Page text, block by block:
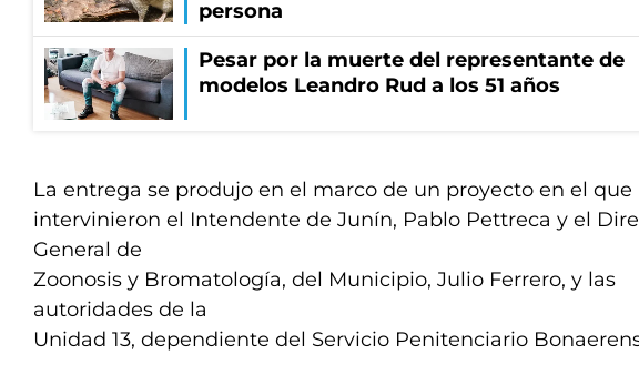
persona
Pesar por la muerte del representante de
modelos Leandro Rud a los 51 años
La entrega se produjo en el marco de un proyecto en el que
intervinieron el Intendente de Junín, Pablo Pettreca y el
General de
Zoonosis y Bromatología, del Municipio, Julio Ferrero, y las
autoridades de la
Unidad 13, dependiente del Servicio Penitenciario